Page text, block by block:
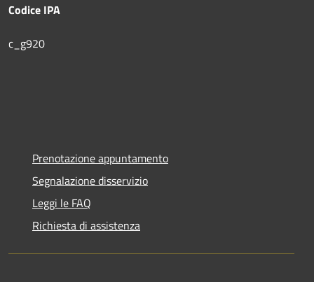
Codice IPA
c_g920
Prenotazione appuntamento
Segnalazione disservizio
Leggi le FAQ
Richiesta di assistenza